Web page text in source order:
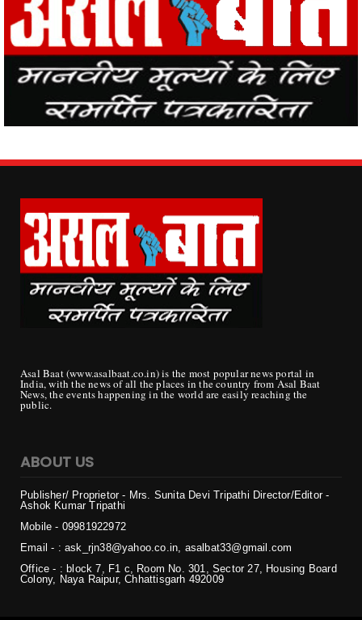
Asal Baat (www.asalbaat.co.in) is the most popular news portal in
ABOUT US
Ashok Kumar Tripathi
Email - : ask_rjn38@yahoo.co.in, asalbat33@gmail.com
Office - : block 7, F1 c, Room No. 301, Sector 27, Housing Board
Colony, Naya Raipur, Chhattisgarh 492009
Copyright ©
2026 | असल बात (Asal Baat) | All Rights Reserved